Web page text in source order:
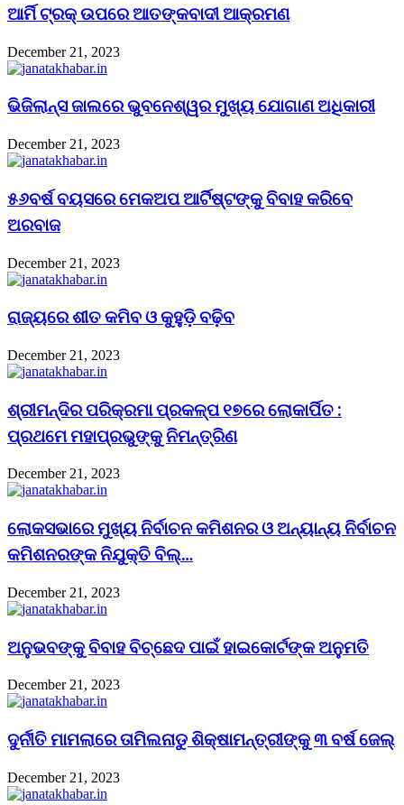
ଆର୍ମି ଟ୍ରକ୍ ଉପରେ ଆତଙ୍କବାଦୀ ଆକ୍ରମଣ
December 21, 2023
ଭିଜିଲାନ୍ସ ଜାଲରେ ଭୁବନେଶ୍ୱର ମୁଖ୍ୟ ଯୋଗାଣ ଅଧିକାରୀ
December 21, 2023
୫୬ବର୍ଷ ବୟସରେ ମେକଅପ ଆର୍ଟିଷ୍ଟଙ୍କୁ ବିବାହ କରିବେ
ଅରବାଜ
December 21, 2023
ରାଜ୍ୟରେ ଶୀତ କମିବ ଓ କୁହୁଡ଼ି ବଢ଼ିବ
December 21, 2023
ଶ୍ରୀମନ୍ଦିର ପରିକ୍ରମା ପ୍ରକଳ୍ପ ୧୭ରେ ଲୋକାର୍ପିତ :
ପ୍ରଥମେ ମହାପ୍ରଭୁଙ୍କୁ ନିମନ୍ତ୍ରିଣ
December 21, 2023
ଲୋକସଭାରେ ମୁଖ୍ୟ ନିର୍ବାଚନ କମିଶନର ଓ ଅନ୍ୟାନ୍ୟ ନିର୍ବାଚନ
କମିଶନରଙ୍କ ନିଯୁକ୍ତି ବିଲ୍…
December 21, 2023
ଅନୁଭବଙ୍କୁ ବିବାହ ବିଚ୍ଛେଦ ପାଇଁ ହାଇକୋର୍ଟଙ୍କ ଅନୁମତି
December 21, 2023
ଦୁର୍ନୀତି ମାମଲାରେ ତାମିଲନାଡୁ ଶିକ୍ଷାମନ୍ତ୍ରୀଙ୍କୁ ୩ ବର୍ଷ ଜେଲ୍‌
December 21, 2023